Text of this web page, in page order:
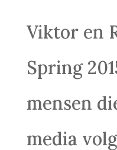
Viktor en
Spring
mensen
media